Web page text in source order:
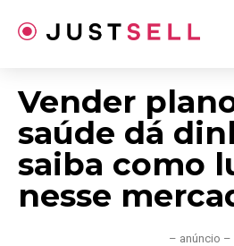
para
Vender
saúde dá
saiba como
nesse
– anúncio –